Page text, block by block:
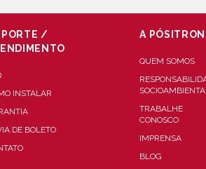
/
INSTALAR
DE BOLETO
A PÓSITRON
QUEM SOMOS
TRABALHE
CONOSCO
IMPRENSA
BLOG